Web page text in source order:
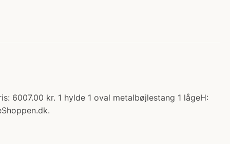
6007.00 kr. 1 hylde 1 oval metalbøjlestang 1 lågeH: